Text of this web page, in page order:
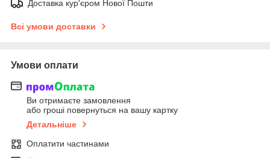
Доставка кур'єром Нової Пошти
Всі умови доставки
Умови оплати
Ви отримаєте замовлення
або гроші повернуться на вашу картку
Детальніше
Оплатити частинами